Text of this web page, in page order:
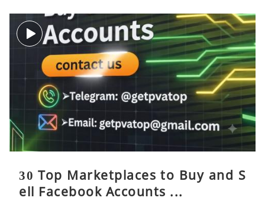
30 Top Marketplaces to Buy and S
ell Facebook Accounts ...